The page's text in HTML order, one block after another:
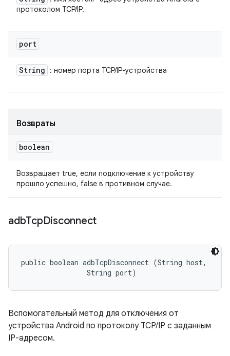
протоколом TCP/IP.
port
String : номер порта TCP/IP-устройства
Возвраты
boolean
Возвращает true, если подключение к устройству
прошло успешно, false в противном случае.
adbTcpDisconnect
public boolean adbTcpDisconnect (String host,
                String port)
Вспомогательный метод для отключения от
устройства Android по протоколу TCP/IP с заданным
IP-адресом.